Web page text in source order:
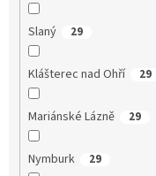
Slaný 29
Klášterec nad Ohří 29
Mariánské Lázně 29
Nymburk 29